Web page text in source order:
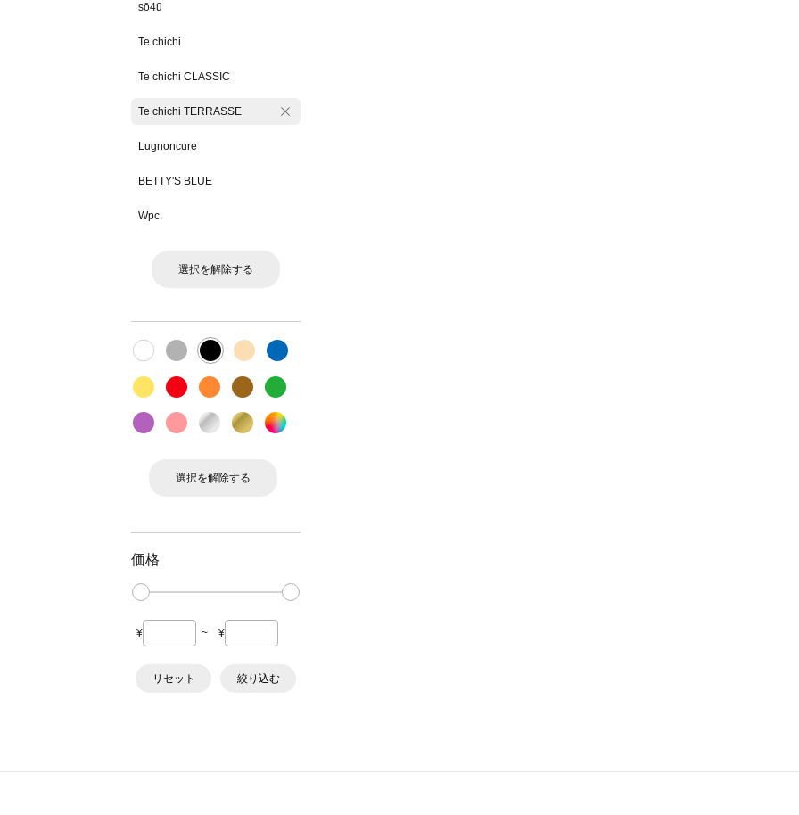
sō4ū
Te chichi
Te chichi CLASSIC
Te chichi TERRASSE
Lugnoncure
BETTY'S BLUE
Wpc.
選択を解除する
選択を解除する
価格
¥ ~ ¥
リセット 絞り込む